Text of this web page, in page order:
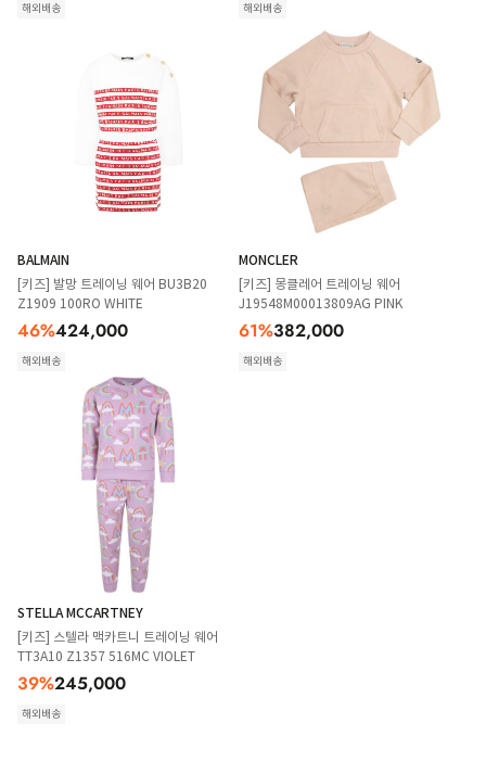
해외배송 해외배송
BALMAIN
[키즈] 발망 트레이닝 웨어 BU3B20
Z1909 100RO WHITE
46%424,000
해외배송
MONCLER
[키즈] 몽클레어 트레이닝 웨어
J19548M00013809AG PINK
61%382,000
해외배송
STELLA MCCARTNEY
[키즈] 스텔라 맥카트니 트레이닝 웨어
TT3A10 Z1357 516MC VIOLET
39%245,000
해외배송